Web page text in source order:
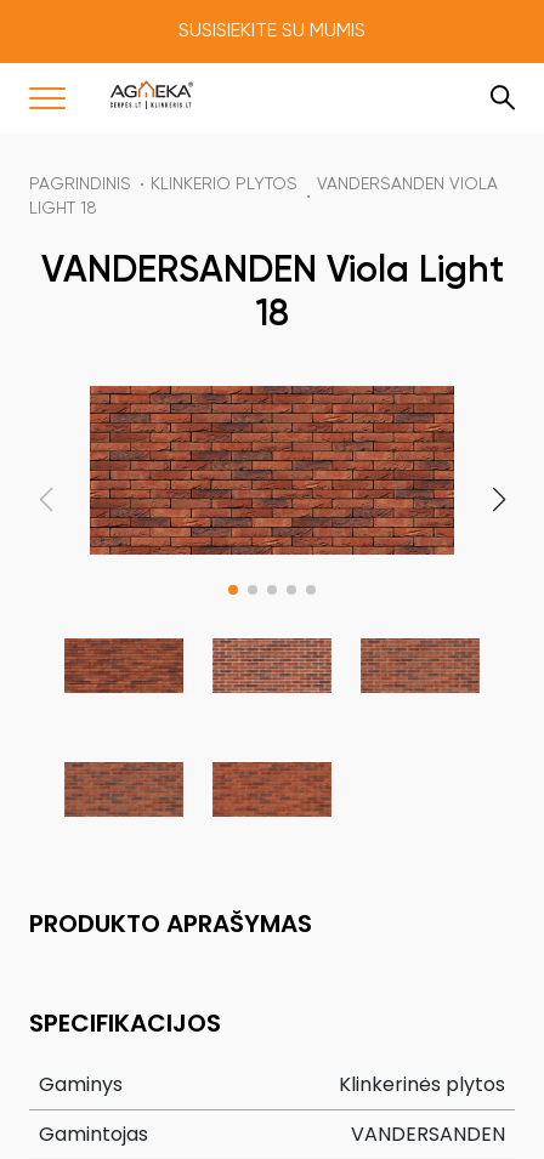
SUSISIEKITE SU MUMIS
PAGRINDINIS KLINKERIO PLYTOS
VANDERSANDEN VIOLA
LIGHT 18
VANDERSANDEN Viola Light
18
PRODUKTO APRAŠYMAS
SPECIFIKACIJOS
Gaminys
Klinkerinės plytos
Gamintojas
VANDERSANDEN